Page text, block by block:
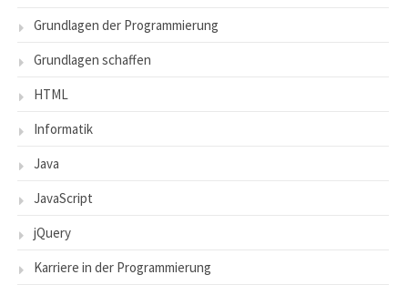
Grundlagen der Programmierung
Grundlagen schaffen
HTML
Informatik
Java
JavaScript
jQuery
Karriere in der Programmierung